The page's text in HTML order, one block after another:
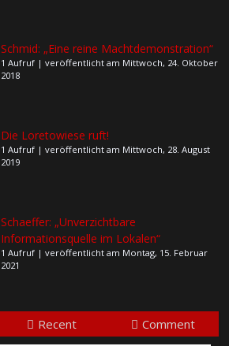
Schmid: „Eine reine Machtdemonstration“
1 Aufruf |veröffentlicht am Mittwoch, 24. Oktober
2018
Die Loretowiese ruft!
1 Aufruf |veröffentlicht am Mittwoch, 28. August
2019
Schaeffer: „Unverzichtbare
Informationsquelle im Lokalen“
1 Aufruf |veröffentlicht am Montag, 15. Februar
2021
Recent Comment